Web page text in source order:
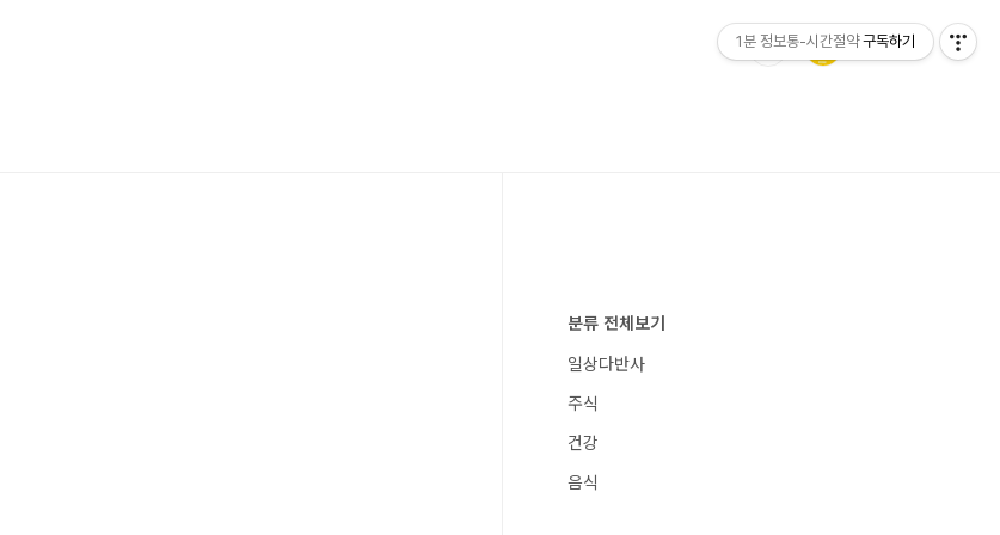
분류 전체보기
일상다반사
주식
건강
음식
1분 정보통-시간절약 구독하기